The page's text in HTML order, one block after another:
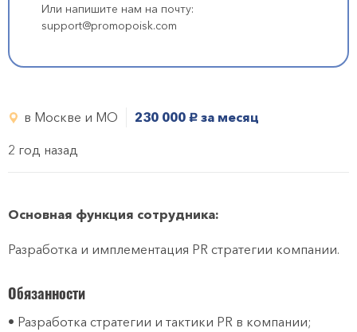
Или напишите нам на почту:
support@promopoisk.com
в Москве и МО 230 000 руб. за месяц
2 год назад
Основная функция сотрудника:
Разработка и имплементация PR стратегии компании.
Обязанности
• Разработка стратегии и тактики PR в компании;